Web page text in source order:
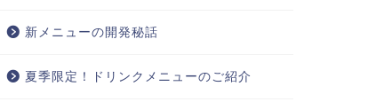
新メニューの開発秘話
夏季限定！ドリンクメニューのご紹介